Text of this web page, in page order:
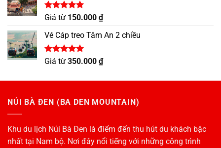
Được xếp
5 sao
Giá từ 150.000 ₫
Vé Cáp treo Tâm An 2 chiều
Được xếp
Giá từ 350.000 ₫
NÚI BÀ ĐEN (BA DEN MOUNTAIN)
Khu du lịch Núi Bà Đen là điểm đến thu hút du khách bậc
nhất tại Nam bộ. Nơi đây nổi tiếng với những công trình